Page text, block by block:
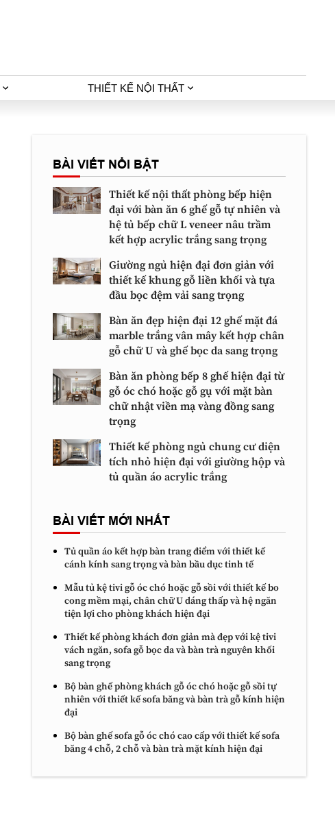
THIẾT KẾ NỘI THẤT
BÀI VIẾT NỔI BẬT
Thiết kế nội thất phòng bếp hiện
đại với bàn ăn 6 ghế gỗ tự nhiên và
hệ tủ bếp chữ L veneer nâu trầm
kết hợp acrylic trắng sang trọng
Giường ngủ hiện đại đơn giản với
thiết kế khung gỗ liền khối và tựa
đầu bọc đệm vải sang trọng
Bàn ăn đẹp hiện đại 12 ghế mặt đá
marble trắng vân mây kết hợp chân
gỗ chữ U và ghế bọc da sang trọng
Bàn ăn phòng bếp 8 ghế hiện đại từ
gỗ óc chó hoặc gỗ gụ với mặt bàn
chữ nhật viền mạ vàng đồng sang
trọng
Thiết kế phòng ngủ chung cư diện
tích nhỏ hiện đại với giường hộp và
tủ quần áo acrylic trắng
BÀI VIẾT MỚI NHẤT
Tủ quần áo kết hợp bàn trang điểm với thiết kế
cánh kính sang trọng và bàn bầu dục tinh tế
Mẫu tủ kệ tivi gỗ óc chó hoặc gỗ sồi với thiết kế bo
cong mềm mại, chân chữ U dáng thấp và hệ ngăn
tiện lợi cho phòng khách hiện đại
Thiết kế phòng khách đơn giản mà đẹp với kệ tivi
vách ngăn, sofa gỗ bọc da và bàn trà nguyên khối
sang trọng
Bộ bàn ghế phòng khách gỗ óc chó hoặc gỗ sồi tự
nhiên với thiết kế sofa băng và bàn trà gỗ kính hiện
đại
Bộ bàn ghế sofa gỗ óc chó cao cấp với thiết kế sofa
băng 4 chỗ, 2 chỗ và bàn trà mặt kính hiện đại